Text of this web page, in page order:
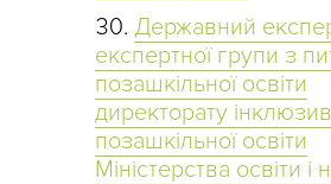
Державний
експертної групи з
позашкільної освіти
директорату
позашкільної освіти
Міністерства освіти і